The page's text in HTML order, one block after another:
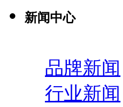
新闻中心
品牌新闻
行业新闻